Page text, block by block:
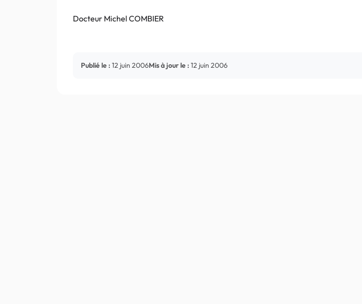
Docteur Michel COMBIER
Publié le : 12 juin 2006Mis à jour le : 12 juin 2006